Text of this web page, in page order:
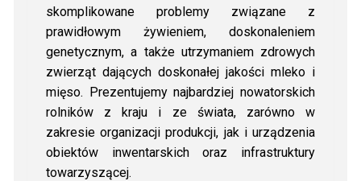
skomplikowane problemy związane z
prawidłowym żywieniem, doskonaleniem
genetycznym, a także utrzymaniem zdrowych
zwierząt dających doskonałej jakości mleko i
mięso. Prezentujemy najbardziej nowatorskich
rolników z kraju i ze świata, zarówno w
zakresie organizacji produkcji, jak i urządzenia
obiektów inwentarskich oraz infrastruktury
towarzyszącej.